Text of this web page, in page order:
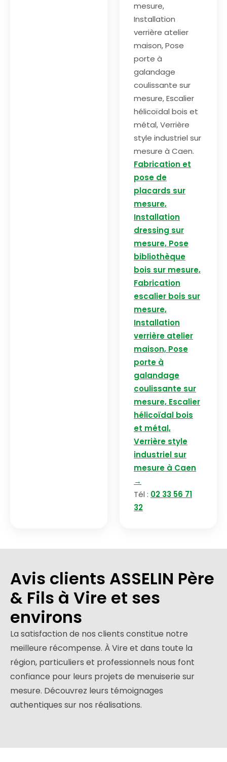
mesure,
Installation
verrière atelier
maison, Pose
porte à
galandage
coulissante sur
mesure, Escalier
hélicoïdal bois et
métal, Verrière
style industriel sur
mesure à Caen.
Fabrication et
pose de
placards sur
mesure,
Installation
dressing sur
mesure, Pose
bibliothèque
bois sur mesure,
Fabrication
escalier bois sur
mesure,
Installation
verrière atelier
maison, Pose
porte à
galandage
coulissante sur
mesure, Escalier
hélicoïdal bois
et métal,
Verrière style
industriel sur
mesure à Caen
→
Tél : 02 33 56 71
32
Avis clients ASSELIN Père
& Fils à Vire et ses
environs
La satisfaction de nos clients constitue notre
meilleure récompense. À Vire et dans toute la
région, particuliers et professionnels nous font
confiance pour leurs projets de menuiserie sur
mesure. Découvrez leurs témoignages
authentiques sur nos réalisations.